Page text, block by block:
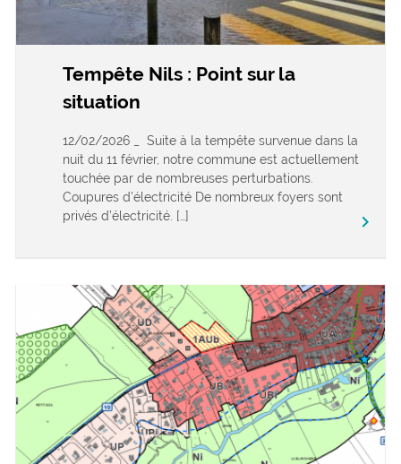
Tempête Nils : Point sur la
situation
12/02/2026 _ Suite à la tempête survenue dans la
nuit du 11 février, notre commune est actuellement
touchée par de nombreuses perturbations.
Coupures d’électricité De nombreux foyers sont
privés d’électricité. […]
keyboard_arrow_right